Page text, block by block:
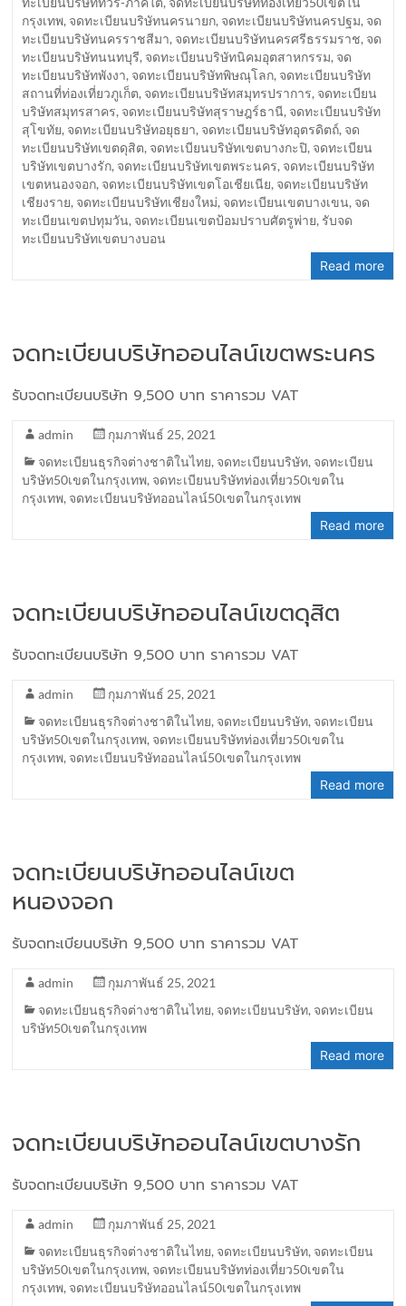
กรุงเทพ, จดทะเบียนบริษัทนครนายก, จดทะเบียนบริษัทนครปฐม, จด
ทะเบียนบริษัทนครราชสีมา, จดทะเบียนบริษัทนครศรีธรรมราช, จด
ทะเบียนบริษัทนนทบุรี, จดทะเบียนบริษัทนิคมอุตสาหกรรม, จด
ทะเบียนบริษัทพังงา, จดทะเบียนบริษัทพิษณุโลก, จดทะเบียนบริษัท
สถานที่ท่องเที่ยวภูเก็ต, จดทะเบียนบริษัทสมุทรปราการ, จดทะเบียน
บริษัทสมุทรสาคร, จดทะเบียนบริษัทสุราษฎร์ธานี, จดทะเบียนบริษัท
สุโขทัย, จดทะเบียนบริษัทอยุธยา, จดทะเบียนบริษัทอุตรดิตถ์, จด
ทะเบียนบริษัทเขตดุสิต, จดทะเบียนบริษัทเขตบางกะปิ, จดทะเบียน
บริษัทเขตบางรัก, จดทะเบียนบริษัทเขตพระนคร, จดทะเบียนบริษัท
เขตหนองจอก, จดทะเบียนบริษัทเขตโอเชียเนีย, จดทะเบียนบริษัท
เชียงราย, จดทะเบียนบริษัทเชียงใหม่, จดทะเบียนเขตบางเขน, จด
ทะเบียนเขตปทุมวัน, จดทะเบียนเขตป้อมปราบศัตรูพ่าย, รับจด
ทะเบียนบริษัทเขตบางบอน
Read more
จดทะเบียนบริษัทออนไลน์เขตพระนคร
รับจดทะเบียนบริษัท 9,500 บาท ราคารวม VAT
admin
กุมภาพันธ์ 25, 2021
จดทะเบียนธุรกิจต่างชาติในไทย, จดทะเบียนบริษัท, จดทะเบียน
บริษัท50เขตในกรุงเทพ, จดทะเบียนบริษัทท่องเที่ยว50เขตใน
กรุงเทพ, จดทะเบียนบริษัทออนไลน์50เขตในกรุงเทพ
Read more
จดทะเบียนบริษัทออนไลน์เขตดุสิต
รับจดทะเบียนบริษัท 9,500 บาท ราคารวม VAT
admin
กุมภาพันธ์ 25, 2021
จดทะเบียนธุรกิจต่างชาติในไทย, จดทะเบียนบริษัท, จดทะเบียน
บริษัท50เขตในกรุงเทพ, จดทะเบียนบริษัทท่องเที่ยว50เขตใน
กรุงเทพ, จดทะเบียนบริษัทออนไลน์50เขตในกรุงเทพ
Read more
จดทะเบียนบริษัทออนไลน์เขต
หนองจอก
รับจดทะเบียนบริษัท 9,500 บาท ราคารวม VAT
admin
กุมภาพันธ์ 25, 2021
จดทะเบียนธุรกิจต่างชาติในไทย, จดทะเบียนบริษัท, จดทะเบียน
บริษัท50เขตในกรุงเทพ
Read more
จดทะเบียนบริษัทออนไลน์เขตบางรัก
รับจดทะเบียนบริษัท 9,500 บาท ราคารวม VAT
admin
กุมภาพันธ์ 25, 2021
จดทะเบียนธุรกิจต่างชาติในไทย, จดทะเบียนบริษัท, จดทะเบียน
บริษัท50เขตในกรุงเทพ, จดทะเบียนบริษัทท่องเที่ยว50เขตใน
กรุงเทพ, จดทะเบียนบริษัทออนไลน์50เขตในกรุงเทพ